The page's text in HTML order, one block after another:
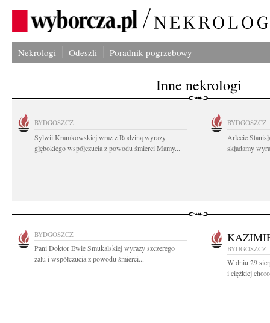
Nekrologi Odeszli Poradnik pogrzebowy
Inne nekrologi
BYDGOSZCZ
Sylwii Kramkowskiej wraz z Rodziną wyrazy
głębokiego współczucia z powodu śmierci Mamy...
BYDGOSZCZ
Arlecie
składamy
BYDGOSZCZ
Pani Doktor Ewie Smukalskiej wyrazy szczerego
żalu i współczucia z powodu śmierci...
BYDGOSZCZ
W dniu 29
i ciężkiej